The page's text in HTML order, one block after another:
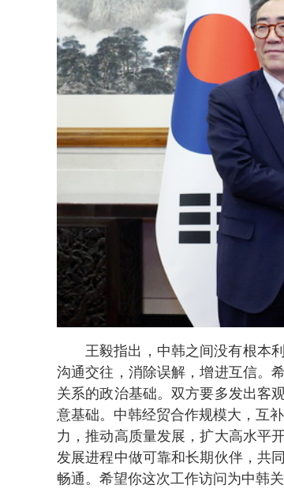
王毅指出，中韩之间没有根本
沟通交往，消除误解，增进互信。
关系的政治基础。双方要多发出客
意基础。中韩经贸合作规模大，互
力，推动高质量发展，扩大高水平
发展进程中做可靠和长期伙伴，共
畅通。希望你这次工作访问为中韩